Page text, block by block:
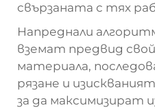
свързаната с тях
Напреднали
вземат предвид
материала,
рязане и
за да максимизират